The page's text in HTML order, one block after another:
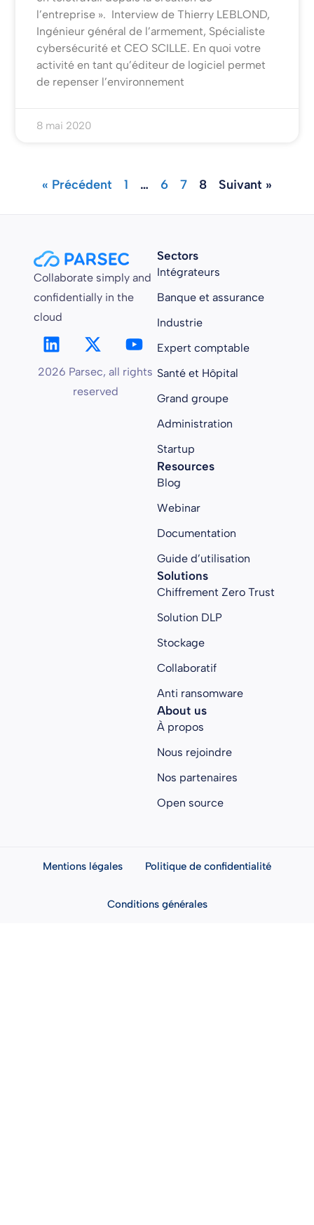
l’entreprise ». Interview de Thierry LEBLOND,
Ingénieur général de l’armement, Spécialiste
cybersécurité et CEO SCILLE. En quoi votre
activité en tant qu’éditeur de logiciel permet
de repenser l’environnement
8 mai 2020
« Précédent 1 … 6 7 8 Suivant »
Collaborate simply and
confidentially in the
cloud
2026 Parsec, all rights
reserved
Sectors
Intégrateurs
Banque et assurance
Industrie
Expert comptable
Santé et Hôpital
Grand groupe
Administration
Startup
Resources
Blog
Webinar
Documentation
Guide d’utilisation
Solutions
Chiffrement Zero Trust
Solution DLP
Stockage
Collaboratif
Anti ransomware
About us
À propos
Nous rejoindre
Nos partenaires
Open source
Mentions légales Politique de confidentialité
Conditions générales